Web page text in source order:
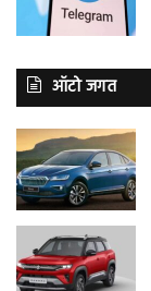
ऑटो जगत